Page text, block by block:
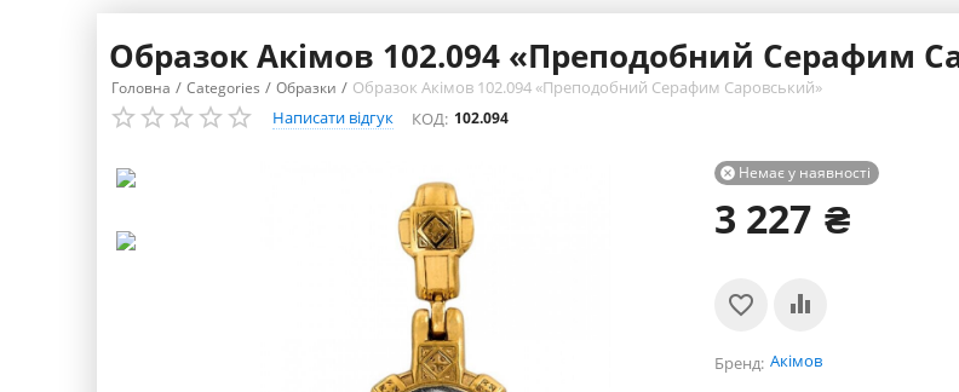
Образок Акімов 102.094 «Преподобний Серафим
Головна / Categories / Образки / Образок Акімов 102.094 «Преподобний Серафим Саровський»
Написати відгук КОД: 102.094
Немає у наявності

3 227 ₴
Бренд Акімов